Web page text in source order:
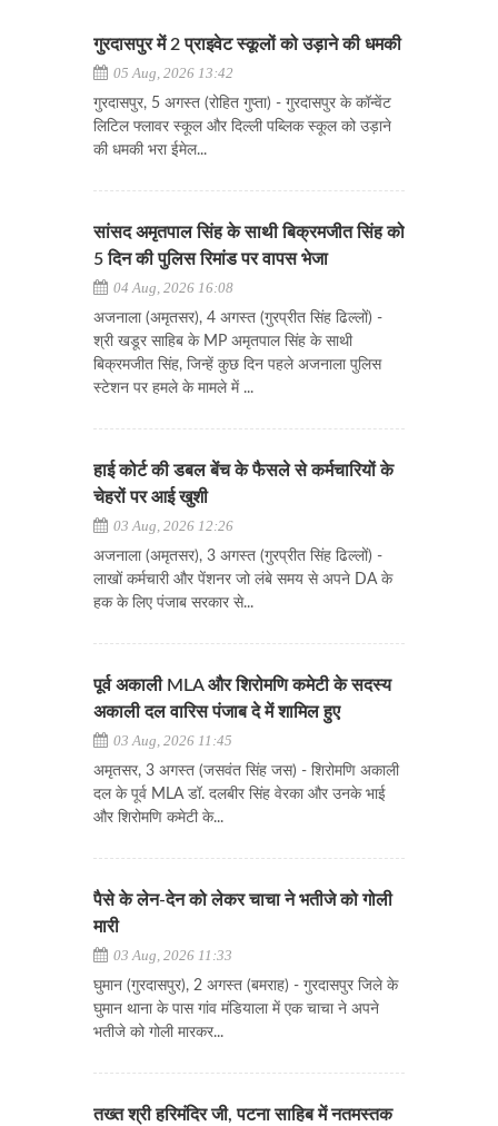
गुरदासपुर में 2 प्राइवेट स्कूलों को उड़ाने की धमकी
05 Aug, 2026 13:42
गुरदासपुर, 5 अगस्त (रोहित गुप्ता) - गुरदासपुर के कॉन्वेंट
लिटिल फ्लावर स्कूल और दिल्ली पब्लिक स्कूल को उड़ाने
की धमकी भरा ईमेल...
सांसद अमृतपाल सिंह के साथी बिक्रमजीत सिंह को
5 दिन की पुलिस रिमांड पर वापस भेजा
04 Aug, 2026 16:08
अजनाला (अमृतसर), 4 अगस्त (गुरप्रीत सिंह ढिल्लों) -
श्री खडूर साहिब के MP अमृतपाल सिंह के साथी
बिक्रमजीत सिंह, जिन्हें कुछ दिन पहले अजनाला पुलिस
स्टेशन पर हमले के मामले में ...
हाई कोर्ट की डबल बेंच के फैसले से कर्मचारियों के
चेहरों पर आई खुशी
03 Aug, 2026 12:26
अजनाला (अमृतसर), 3 अगस्त (गुरप्रीत सिंह ढिल्लों) -
लाखों कर्मचारी और पेंशनर जो लंबे समय से अपने DA के
हक के लिए पंजाब सरकार से...
पूर्व अकाली MLA और शिरोमणि कमेटी के सदस्य
अकाली दल वारिस पंजाब दे में शामिल हुए
03 Aug, 2026 11:45
अमृतसर, 3 अगस्त (जसवंत सिंह जस) - शिरोमणि अकाली
दल के पूर्व MLA डॉ. दलबीर सिंह वेरका और उनके भाई
और शिरोमणि कमेटी के...
पैसे के लेन-देन को लेकर चाचा ने भतीजे को गोली
मारी
03 Aug, 2026 11:33
घुमान (गुरदासपुर), 2 अगस्त (बमराह) - गुरदासपुर जिले के
घुमान थाना के पास गांव मंडियाला में एक चाचा ने अपने
भतीजे को गोली मारकर...
तख्त श्री हरिमंदिर जी, पटना साहिब में नतमस्तक